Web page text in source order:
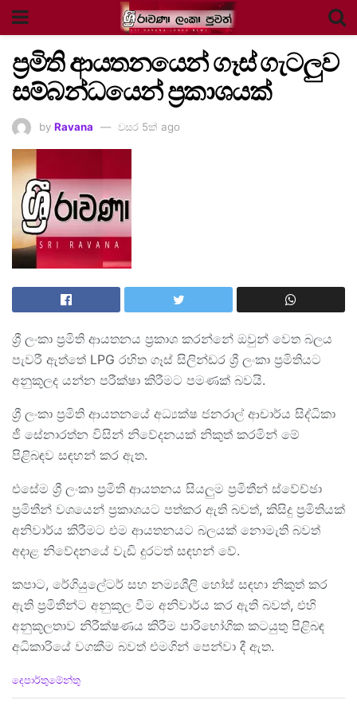
ප්‍රමිති ආයතනයෙන් ගෑස් ගැටලුව
සම්බන්ධයෙන් ප්‍රකාශයක්
by Ravana වසර 5ක් ago
ශ්‍රී ලංකා ප්‍රමිති ආයතනය ප්‍රකාශ කරන්නේ ඔවුන් වෙත බලය
පැවරී ඇත්තේ LPG රහිත ගෑස් සිලින්ඩර ශ්‍රී ලංකා ප්‍රමිතියට
අනුකූලද යන්න පරීක්ෂා කිරීමට පමණක් බවයි.
ශ්‍රී ලංකා ප්‍රමිති ආයතනයේ අධ්‍යක්ෂ ජනරාල් ආචාර්ය සිද්ධිකා
ජී සේනාරත්න විසින් නිවේදනයක් නිකුත් කරමින් මේ
පිළිබඳව සඳහන් කර ඇත.
එසේම ශ්‍රී ලංකා ප්‍රමිති ආයතනය සියලුම ප්‍රමිතීන් ස්වේච්ඡා
ප්‍රමිතීන් වශයෙන් ප්‍රකාශයට පත්කර ඇති බවත්, කිසිදු ප්‍රමිතියක්
අනිවාර්ය කිරීමට එම ආයතනයට බලයක් නොමැති බවත්
අදාළ නිවේදනයේ වැඩි දුරටත් සඳහන් වේ.
කපාට, රේගියුලේටර් සහ නම්‍යශීලි හෝස් සඳහා නිකුත් කර
ඇති ප්‍රමිතීන්ට අනුකූල වීම අනිවාර්ය කර ඇති බවත්, එහි
අනුකූලතාව නිරීක්ෂණය කිරීම පාරිභෝගික කටයුතු පිළිබඳ
අධිකාරියේ වගකීම බවත් එමගින් පෙන්වා දී ඇත.
C
දෙපාර්තුමේන්තු